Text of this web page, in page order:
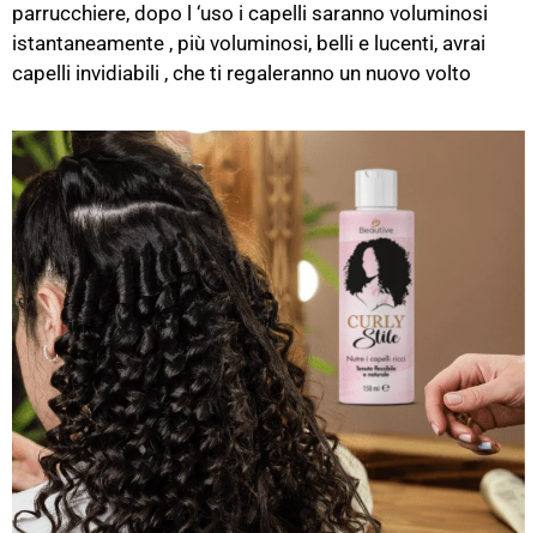
parrucchiere, dopo l ‘uso i capelli saranno voluminosi
istantaneamente , più voluminosi, belli e lucenti, avrai
capelli invidiabili , che ti regaleranno un nuovo volto